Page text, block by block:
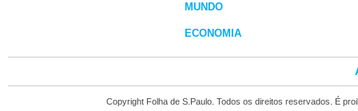
MUNDO
ECONOMIA
Copyright Folha de S.Paulo. Todos os direitos reservados. É